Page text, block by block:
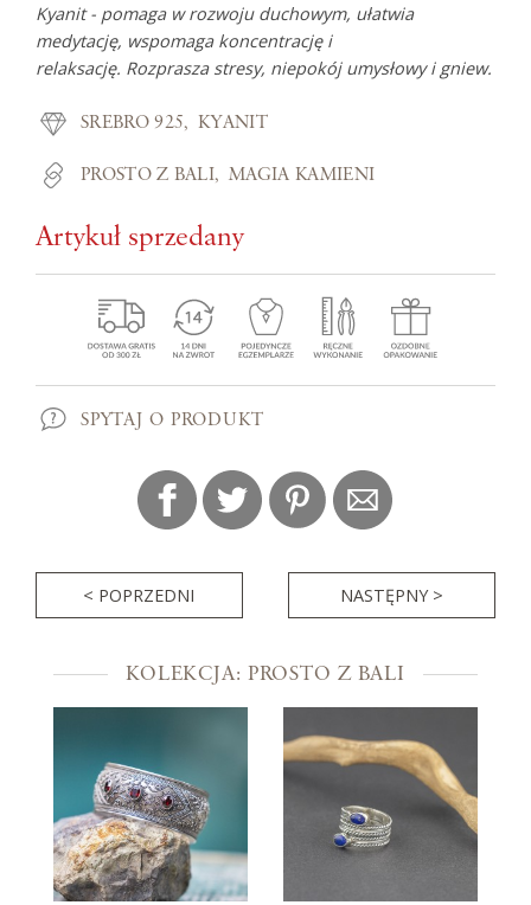
Kyanit - pomaga w rozwoju duchowym, ułatwia
medytację, wspomaga koncentrację i
relaksację. Rozprasza stresy, niepokój umysłowy i gniew.
SREBRO 925 KYANIT
PROSTO Z BALI MAGIA KAMIENI
Artykuł sprzedany
SPYTAJ O PRODUKT
< POPRZEDNI NASTĘPNY >
KOLEKCJA: PROSTO Z BALI